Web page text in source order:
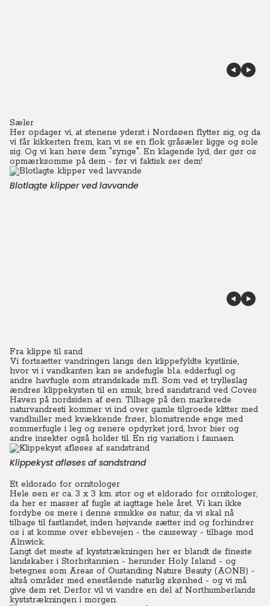
Sæler
Her opdager vi, at stenene yderst i Nordsøen flytter sig, og da
vi får kikkerten frem, kan vi se en flok gråsæler ligge og sole
sig. Og vi kan høre dem "synge". En klagende lyd, der gør os
opmærksomme på dem - før vi faktisk ser dem!
Blotlagte klipper ved lavvande
Fra klippe til sand
Vi fortsætter vandringen langs den klippefyldte kystlinie,
hvor vi i vandkanten kan se andefugle bl.a. edderfugl og
andre havfugle som strandskade m.fl.. Som ved et trylleslag
ændres klippekysten til en smuk, bred sandstrand ved Coves
Haven på nordsiden af øen. Tilbage på den markerede
naturvandresti kommer vi ind over gamle tilgroede klitter med
vandhuller med kvækkende frøer, blomstrende enge med
sommerfugle i leg og senere opdyrket jord, hvor bier og
andre insekter også holder til. En rig variation i faunaen.
Klippekyst afløses af sandstrand
Et eldorado for ornitologer
Hele øen er ca. 3 x 3 km. stor og et eldorado for ornitologer,
da her er masser af fugle at iagttage hele året. Vi kan ikke
fordybe os mere i denne smukke øs natur, da vi skal nå
tilbage til fastlandet, inden højvande sætter ind og forhindrer
os i at komme over ebbevejen - the causeway - tilbage mod
Alnwick.
Langt det meste af kyststrækningen her er blandt de fineste
landskaber i Storbritannien - herunder Holy Island - og
betegnes som Areas of Oustanding Nature Beauty (AONB) -
altså områder med enestående naturlig skønhed - og vi må
give dem ret. Derfor vil vi vandre en del af Northumberlands
kyststrækningen i morgen.